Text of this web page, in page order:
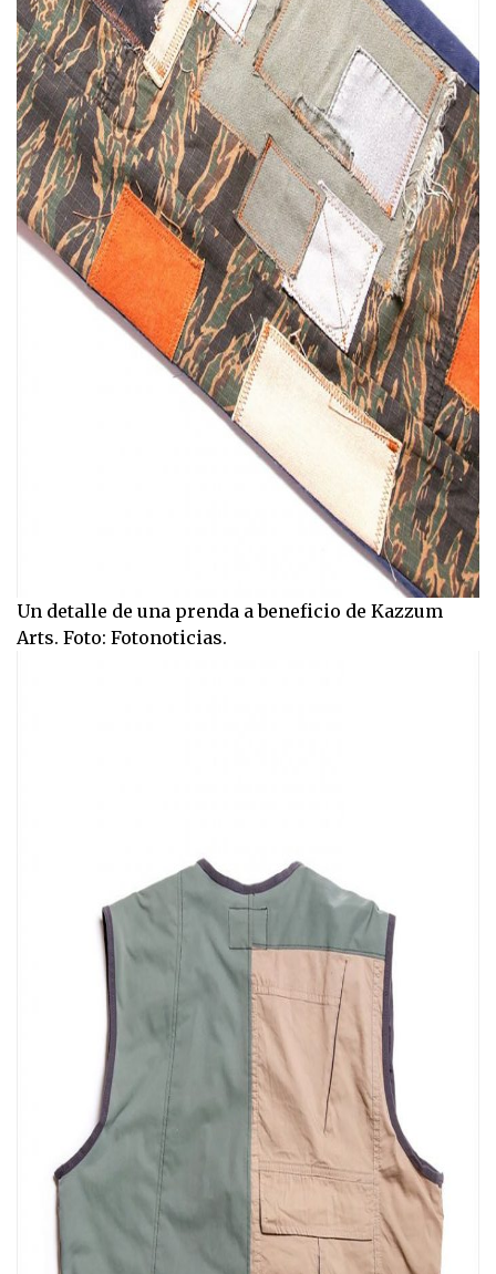
Un detalle de una prenda a beneficio de Kazzum
Arts. Foto: Fotonoticias.